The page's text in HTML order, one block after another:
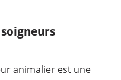
animalier est une